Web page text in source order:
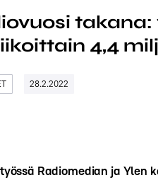
takana:
4,4
28.2.2022
Radiomedian ja Ylen